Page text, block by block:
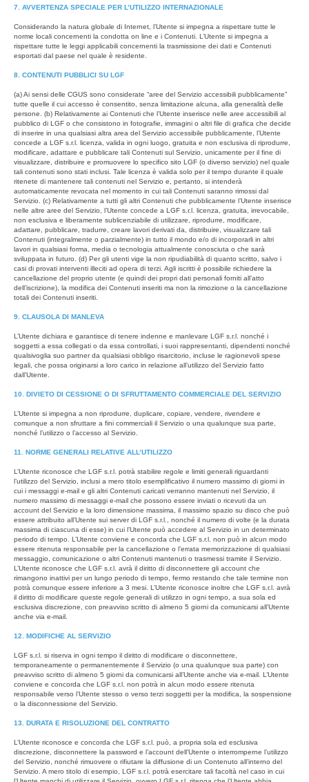
7. AVVERTENZA SPECIALE PER L’UTILIZZO INTERNAZIONALE
Considerando la natura globale di Internet, l’Utente si impegna a rispettare tutte le
norme locali concernenti la condotta on line e i Contenuti. L’Utente si impegna a
rispettare tutte le leggi applicabili concernenti la trasmissione dei dati e Contenuti
esportati dal paese nel quale è residente.
8. CONTENUTI PUBBLICI SU LGF
(a) Ai sensi delle CGUS sono considerate “aree del Servizio accessibili pubblicamente”
tutte quelle il cui accesso è consentito, senza limitazione alcuna, alla generalità delle
persone. (b) Relativamente ai Contenuti che l’Utente inserisce nelle aree accessibili al
pubblico di LGF o che consistono in fotografie, immagini o altri file di grafica che decide
di inserire in una qualsiasi altra area del Servizio accessibile pubblicamente, l’Utente
concede a LGF s.r.l. licenza, valida in ogni luogo, gratuita e non esclusiva di riprodurre,
modificare, adattare e pubblicare tali Contenuti sul Servizio, unicamente per il fine di
visualizzare, distribuire e promuovere lo specifico sito LGF (o diverso servizio) nel quale
tali contenuti sono stati inclusi. Tale licenza è valida solo per il tempo durante il quale
ritenete di mantenere tali contenuti nel Servizio e, pertanto, si intenderà
automaticamente revocata nel momento in cui tali Contenuti saranno rimossi dal
Servizio. (c) Relativamente a tutti gli altri Contenuti che pubblicamente l’Utente inserisce
nelle altre aree del Servizio, l’Utente concede a LGF s.r.l. licenza, gratuita, irrevocabile,
non esclusiva e liberamente sublicenziabile di utilizzare, riprodurre, modificare,
adattare, pubblicare, tradurre, creare lavori derivati da, distribuire, visualizzare tali
Contenuti (integralmente o parzialmente) in tutto il mondo e/o di incorporarli in altri
lavori in qualsiasi forma, media o tecnologia attualmente conosciuta o che sarà
sviluppata in futuro. (d) Per gli utenti vige la non ripudiabilità di quanto scritto, salvo i
casi di provati interventi illeciti ad opera di terzi. Agli iscritti è possibile richiedere la
cancellazione del proprio utente (e quindi dei propri dati personali forniti all’atto
dell’iscrizione), la modifica dei Contenuti inseriti ma non la rimozione o la cancellazione
totali dei Contenuti inseriti.
9. CLAUSOLA DI MANLEVA
L’Utente dichiara e garantisce di tenere indenne e manlevare LGF s.r.l. nonché i
soggetti a essa collegati o da essa controllati, i suoi rappresentanti, dipendenti nonché
qualsivoglia suo partner da qualsiasi obbligo risarcitorio, incluse le ragionevoli spese
legali, che possa originarsi a loro carico in relazione all’utilizzo del Servizio fatto
dall’Utente.
10. DIVIETO DI CESSIONE O DI SFRUTTAMENTO COMMERCIALE DEL SERVIZIO
L’Utente si impegna a non riprodurre, duplicare, copiare, vendere, rivendere e
comunque a non sfruttare a fini commerciali il Servizio o una qualunque sua parte,
nonché l’utilizzo o l’accesso al Servizio.
11. NORME GENERALI RELATIVE ALL’UTILIZZO
L’Utente riconosce che LGF s.r.l. potrà stabilire regole e limiti generali riguardanti
l’utilizzo del Servizio, inclusi a mero titolo esemplificativo il numero massimo di giorni in
cui i messaggi e-mail e gli altri Contenuti caricati verranno mantenuti nel Servizio, il
numero massimo di messaggi e-mail che possono essere inviati o ricevuti da un
account del Servizio e la loro dimensione massima, il massimo spazio su disco che può
essere attribuito all’Utente sui server di LGF s.r.l., nonché il numero di volte (e la durata
massima di ciascuna di esse) in cui l’Utente può accedere al Servizio in un determinato
periodo di tempo. L’Utente conviene e concorda che LGF s.r.l. non può in alcun modo
essere ritenuta responsabile per la cancellazione o l’errata memorizzazione di qualsiasi
messaggio, comunicazione o altri Contenuti mantenuti o trasmessi tramite il Servizio.
L’Utente riconosce che LGF s.r.l. avrà il diritto di disconnettere gli account che
rimangono inattivi per un lungo periodo di tempo, fermo restando che tale termine non
potrà comunque essere inferiore a 3 mesi. L’Utente riconosce inoltre che LGF s.r.l. avrà
il diritto di modificare queste regole generali di utilizzo in ogni tempo, a sua sola ed
esclusiva discrezione, con preavviso scritto di almeno 5 giorni da comunicarsi all’Utente
anche via e-mail.
12. MODIFICHE AL SERVIZIO
LGF s.r.l. si riserva in ogni tempo il diritto di modificare o disconnettere,
temporaneamente o permanentemente il Servizio (o una qualunque sua parte) con
preavviso scritto di almeno 5 giorni da comunicarsi all’Utente anche via e-mail. L’Utente
conviene e concorda che LGF s.r.l. non potrà in alcun modo essere ritenuta
responsabile verso l’Utente stesso o verso terzi soggetti per la modifica, la sospensione
o la disconnessione del Servizio.
13. DURATA E RISOLUZIONE DEL CONTRATTO
L’Utente riconosce e concorda che LGF s.r.l. può, a propria sola ed esclusiva
discrezione, disconnettere la password e l’account dell’Utente o interromperne l’utilizzo
del Servizio, nonché rimuovere o rifiutare la diffusione di un Contenuto all’interno del
Servizio. A mero titolo di esempio, LGF s.r.l. potrà esercitare tali facoltà nel caso in cui